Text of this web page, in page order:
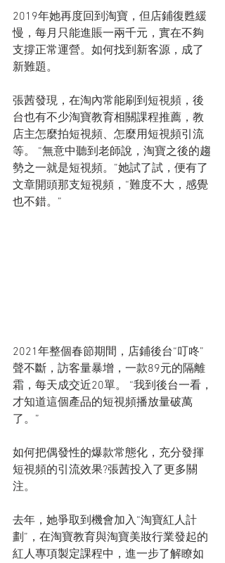
2019年她再度回到淘寶，但店鋪復甦緩
慢，每月只能進賬一兩千元，實在不夠
支撐正常運營。如何找到新客源，成了
新難題。
張茜發現，在淘內常能刷到短視頻，後
台也有不少淘寶教育相關課程推薦，教
店主怎麼拍短視頻、怎麼用短視頻引流
等。 “無意中聽到老師說，淘寶之後的趨
勢之一就是短視頻。”她試了試，便有了
文章開頭那支短視頻，“難度不大，感覺
也不錯。”
2021年整個春節期間，店鋪後台“叮咚”
聲不斷，訪客量暴增，一款89元的隔離
霜，每天成交近20單。 “我到後台一看，
才知道這個產品的短視頻播放量破萬
了。”
如何把偶發性的爆款常態化，充分發揮
短視頻的引流效果?張茜投入了更多關
注。
去年，她爭取到機會加入“淘寶紅人計
劃”，在淘寶教育與淘寶美妝行業發起的
紅人專項製定課程中，進一步了解瞭如